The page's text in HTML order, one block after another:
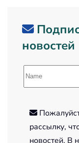
новостей
рассылку,
новостей. В